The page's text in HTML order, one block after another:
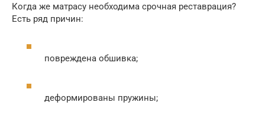
Когда же матрасу необходима срочная реставрация?
Есть ряд причин:
повреждена обшивка;
деформированы пружины;